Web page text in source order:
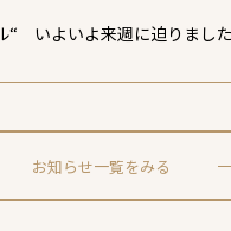
“ いよいよ来週に迫りまし
お知らせ一覧をみる